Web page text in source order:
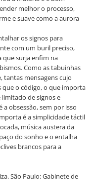
melhor o processo,
e suave como a aurora
os signos para
com um buril preciso,
que surja enfim na
Como as tabuinhas
tantas mensagens cujo
que o código, o que importa
limitado de signos e
obsessão, sem por isso
é a simplicidade táctil
música austera da
do sonho e o entalha
brancos para a
São Paulo: Gabinete de